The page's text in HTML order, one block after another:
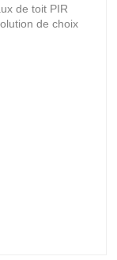
de toit PIR
de choix
toit PIR et